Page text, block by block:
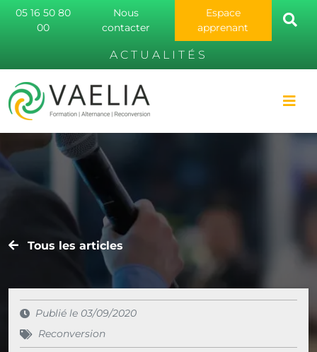
05 16 50 80
00
Nous
contacter
Espace
apprenant
ACTUALITÉS
Tous les articles
Publié le 03/09/2020
Reconversion